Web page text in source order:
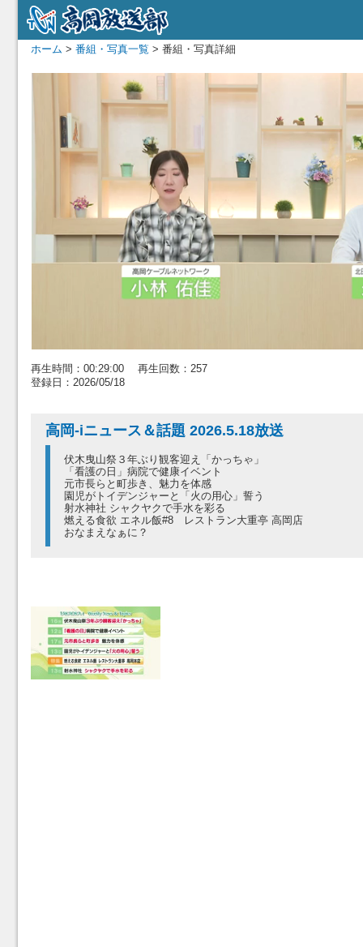
ホーム > 番組・写真一覧 > 番組・写真詳細
再生時間：00:29:00 再生回数：257
登録日：2026/05/18
高岡-iニュース＆話題 2026.5.18放送
伏木曳山祭３年ぶり観客迎え「かっちゃ」
「看護の日」病院で健康イベント
元市長らと町歩き、魅力を体感
園児がトイデンジャーと「火の用心」誓う
射水神社 シャクヤクで手水を彩る
燃える食欲 エネル飯#8 レストラン大重亭 高岡店
おなまえなぁに？